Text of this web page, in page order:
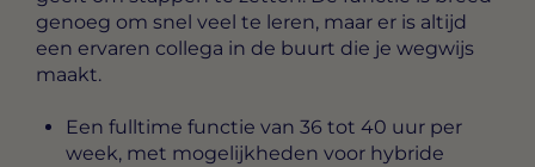
genoeg om snel veel te leren, maar er is altijd
een ervaren collega in de buurt die je wegwijs
maakt.
Een fulltime functie van 36 tot 40 uur per
week, met mogelijkheden voor hybride